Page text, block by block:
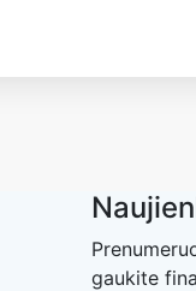
gaukite